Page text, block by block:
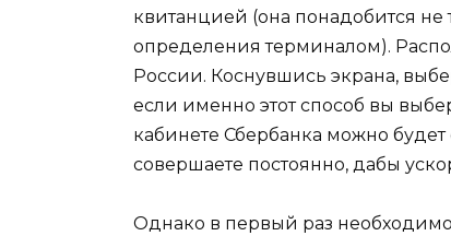
квитанцией (она понадобится
определения терминалом).
России. Коснувшись экрана,
если именно этот способ вы
кабинете Сбербанка можно
совершаете постоянно, дабы
Однако в первый раз необходимо